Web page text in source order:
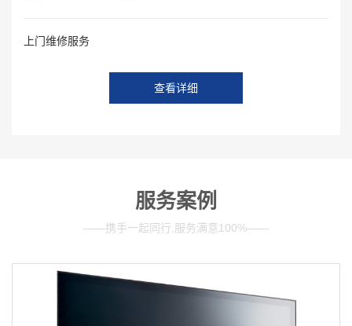
上门维修服务
查看详细
服务案例
——携手一起同行,服务满意100%——